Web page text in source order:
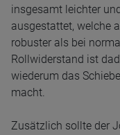
insgesamt leichter
ausgestattet, welche
robuster als bei
Rollwiderstand ist
wiederum das
macht.
Zusätzlich sollte der